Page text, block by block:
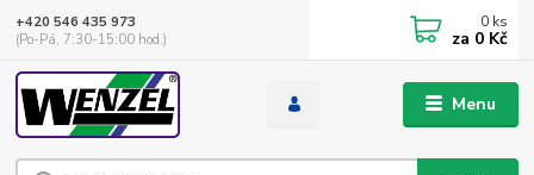
Menu
+420 546 435 973
(Po-Pá, 7:30-15:00 hod.)
0 ks
za 0 Kč